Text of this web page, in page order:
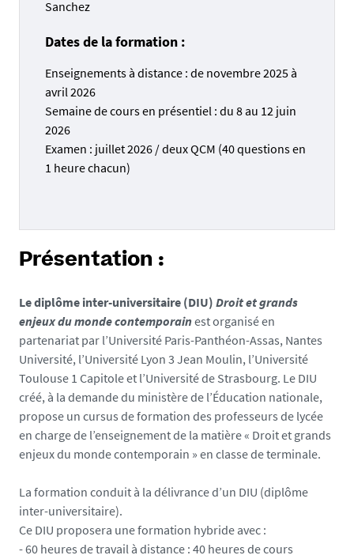
Sanchez
Dates de la formation :
Enseignements à distance : de novembre 2025 à
avril 2026
Semaine de cours en présentiel : du 8 au 12 juin
2026
Examen : juillet 2026 / deux QCM (40 questions en
1 heure chacun)
Présentation :
Le diplôme inter-universitaire (DIU) Droit et grands
enjeux du monde contemporain est organisé en
partenariat par l’Université Paris-Panthéon-Assas, Nantes
Université, l’Université Lyon 3 Jean Moulin, l’Université
Toulouse 1 Capitole et l’Université de Strasbourg. Le DIU
créé, à la demande du ministère de l’Éducation nationale,
propose un cursus de formation des professeurs de lycée
en charge de l’enseignement de la matière « Droit et grands
enjeux du monde contemporain » en classe de terminale.
La formation conduit à la délivrance d’un DIU (diplôme
inter-universitaire).
Ce DIU proposera une formation hybride avec :
- 60 heures de travail à distance : 40 heures de cours